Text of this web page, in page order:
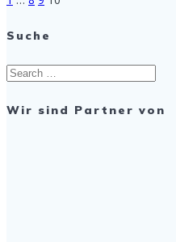
Posts
navigation
Suche
Search
for:
Wir sind Partner von